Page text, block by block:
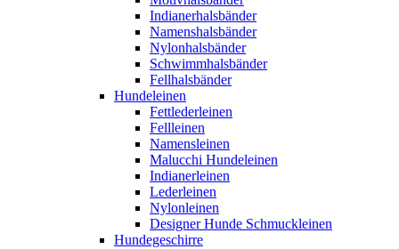
Indianerhalsbänder
Namenshalsbänder
Nylonhalsbänder
Schwimmhalsbänder
Fellhalsbänder
Hundeleinen
Fettlederleinen
Fellleinen
Namensleinen
Malucchi Hundeleinen
Indianerleinen
Lederleinen
Nylonleinen
Designer Hunde Schmuckleinen
Hundegeschirre